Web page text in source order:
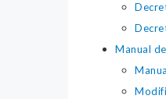
Manual